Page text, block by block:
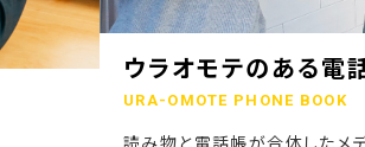
ウラオモテのある電
URA-OMOTE PHONE BOOK
読み物と電話帳が合体したメデ